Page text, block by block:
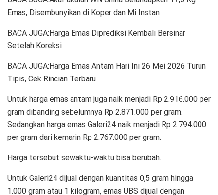
Emas, Disembunyikan di Koper dan Mi Instan
BACA JUGA:Harga Emas Diprediksi Kembali Bersinar
Setelah Koreksi
BACA JUGA:Harga Emas Antam Hari Ini 26 Mei 2026 Turun
Tipis, Cek Rincian Terbaru
Untuk harga emas antam juga naik menjadi Rp 2.916.000 per
gram dibanding sebelumnya Rp 2.871.000 per gram.
Sedangkan harga emas Galeri24 naik menjadi Rp 2.794.000
per gram dari kemarin Rp 2.767.000 per gram.
Harga tersebut sewaktu-waktu bisa berubah.
Untuk Galeri24 dijual dengan kuantitas 0,5 gram hingga
1.000 gram atau 1 kilogram, emas UBS dijual dengan